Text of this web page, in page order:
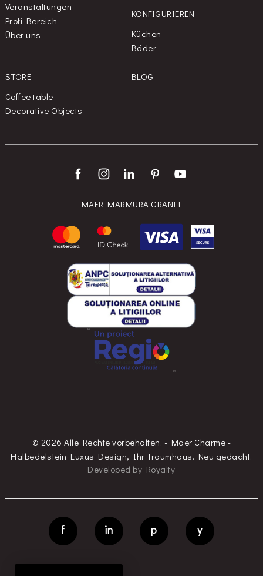
Veranstaltungen
Profi Bereich
Über uns
KONFIGURIEREN
Küchen
Bäder
STORE
Coffee table
Decorative Objects
BLOG
MAER MARMURA GRANIT
© 2026 Alle Rechte vorbehalten. - Maer Charme -
Halbedelstein Luxus Design, Ihr Traumhaus. Neu gedacht.
Developed by Royalty
f in p y